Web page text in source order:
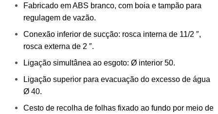
Fabricado em ABS branco, com boia e tampão para
regulagem de vazão.
Conexão inferior de sucção: rosca interna de 11/2 ″,
rosca externa de 2 ″.
Ligação simultânea ao esgoto: Ø interior 50.
Ligação superior para evacuação do excesso de água
Ø 40.
Cesto de recolha de folhas fixado ao fundo por meio de